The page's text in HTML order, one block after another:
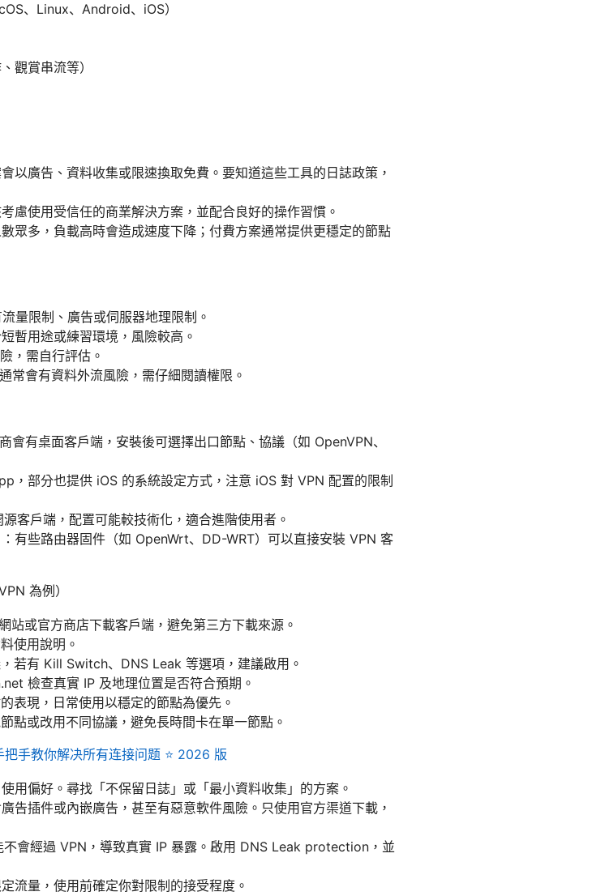
、Linux、Android、iOS）
觀賞串流等）
以廣告、資料收集或限速換取免費。要知道這些工具的日誌政策，
慮使用受信任的商業解決方案，並配合良好的操作習慣。
眾多，負載高時會造成速度下降；付費方案通常提供更穩定的節點
量限制、廣告或伺服器地理限制。
暫用途或練習環境，風險較高。
，需自行評估。
會有資料外流風險，需仔細閱讀權限。
有桌面客戶端，安裝後可選擇出口節點、協議（如 OpenVPN、
，部分也提供 iOS 的系統設定方式，注意 iOS 對 VPN 配置的限制
客戶端，配置可能較技術化，適合進階使用者。
有些路由器固件（如 OpenWrt、DD-WRT）可以直接安裝 VPN 客
為例）
站或官方商店下載客戶端，避免第三方下載來源。
使用說明。
若有 Kill Switch、DNS Leak 等選項，建議啟用。
檢查真實 IP 及地理位置是否符合預期。
表現，日常使用以穩定的節點為優先。
點或改用不同協議，避免長時間卡在單一節點。
手教你解决所有连接问题 ⭐ 2026 版
用偏好。尋找「不保留日誌」或「最小資料收集」的方案。
告插件或內嵌廣告，甚至有惡意軟件風險。只使用官方渠道下載，
會經過 VPN，導致真實 IP 暴露。啟用 DNS Leak protection，並
流量，使用前確定你對限制的接受程度。